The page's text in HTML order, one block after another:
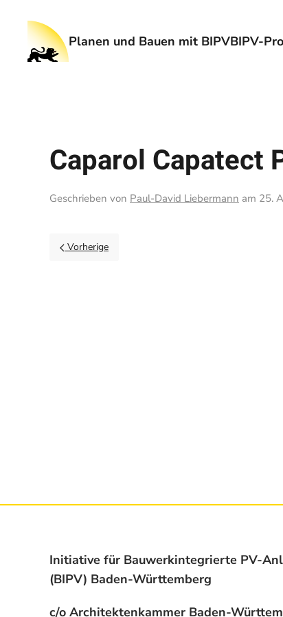
Planen und Bauen mit BIPVBIPV-
Caparol Capatect
Geschrieben von Paul-David Liebermann am 25.
Vorherige
Initiative für Bauwerkintegrierte PV-
(BIPV) Baden-Württemberg
c/o Architektenkammer Baden-